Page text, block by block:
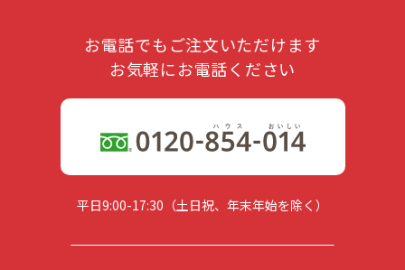
お電話でもご注文いただけます
お気軽にお電話ください
平日9:00-17:30（土日祝、年末年始を除く）